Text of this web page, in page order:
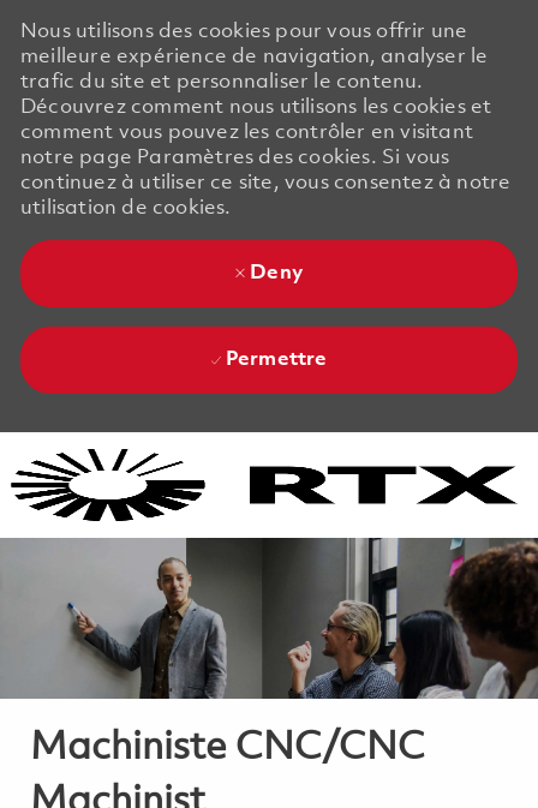
Nous utilisons des cookies pour vous offrir une
meilleure expérience de navigation, analyser le
trafic du site et personnaliser le contenu.
Découvrez comment nous utilisons les cookies et
comment vous pouvez les contrôler en visitant
notre page Paramètres des cookies. Si vous
continuez à utiliser ce site, vous consentez à notre
utilisation de cookies.
Deny
Permettre
Machiniste CNC/CNC